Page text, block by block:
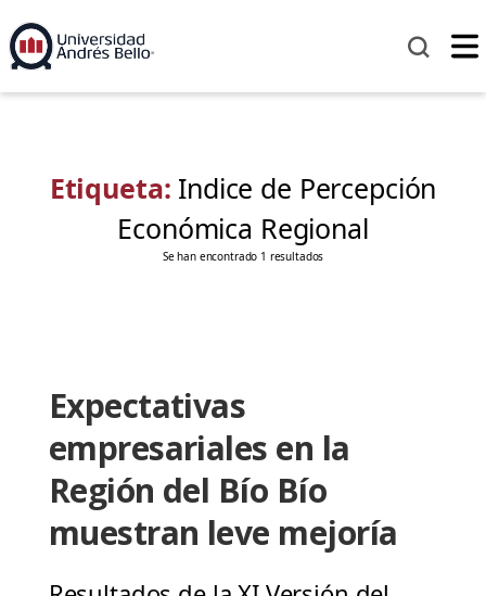
Etiqueta: Indice de Percepción
Económica Regional
Se han encontrado 1 resultados
Expectativas
empresariales en la
Región del Bío Bío
muestran leve mejoría